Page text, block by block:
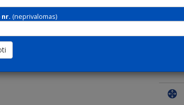
(neprivalomas)